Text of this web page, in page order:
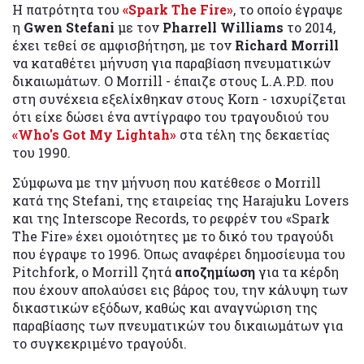
Η πατρότητα του «Spark The Fire», το οποίο έγραψε
η Gwen Stefani με τον Pharrell Williams το 2014,
έχει τεθεί σε αμφισβήτηση, με τον Richard Morrill
να καταθέτει μήνυση για παραβίαση πνευματικών
δικαιωμάτων. Ο Morrill - έπαιζε στους L.A.P.D. που
στη συνέχεια εξελίχθηκαν στους Korn - ισχυρίζεται
ότι είχε δώσει ένα αντίγραφο του τραγουδιού του
«Who's Got My Lightah» στα τέλη της δεκαετίας
του 1990.
Σύμφωνα με την μήνυση που κατέθεσε ο Morrill
κατά της Stefani, της εταιρείας της Harajuku Lovers
και της Interscope Records, το ρεφρέν του «Spark
The Fire» έχει ομοιότητες με το δικό του τραγούδι
που έγραψε το 1996. Όπως αναφέρει δημοσίευμα του
Pitchfork, ο Morrill ζητά αποζημίωσηγια τα κέρδη
που έχουν απολαύσει εις βάρος του, την κάλυψη των
δικαστικών εξόδων, καθώς και αναγνώριση της
παραβίασης των πνευματικών του δικαιωμάτωνγια
το συγκεκριμένο τραγούδι.